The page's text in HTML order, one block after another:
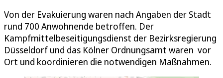
Von der Evakuierung waren nach Angaben der Stadt
rund 700 Anwohnende betroffen. Der
Kampfmittelbeseitigungsdienst der Bezirksregierung
Düsseldorf und das Kölner Ordnungsamt waren vor
Ort und koordinieren die notwendigen Maßnahmen.